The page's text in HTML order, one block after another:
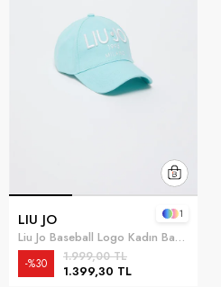
LIU JO
Liu Jo Baseball Logo Kadın Baseball Şapka Çok Renkli
1.399,30 TL
1.999,00 TL
%30
1